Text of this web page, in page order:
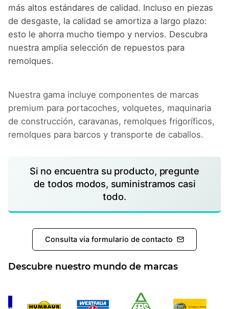
más altos estándares de calidad. Incluso en piezas
de desgaste, la calidad se amortiza a largo plazo:
esto le ahorra mucho tiempo y nervios. Descubra
nuestra amplia selección de repuestos para
remolques.
Nuestra gama incluye componentes de marcas
premium para portacoches, volquetes, maquinaria
de construcción, caravanas, remolques frigoríficos,
remolques para barcos y transporte de caballos.
Si no encuentra su producto, pregunte
de todos modos, suministramos casi
todo.
Consulta vía formulario de contacto
Descubre nuestro mundo de marcas